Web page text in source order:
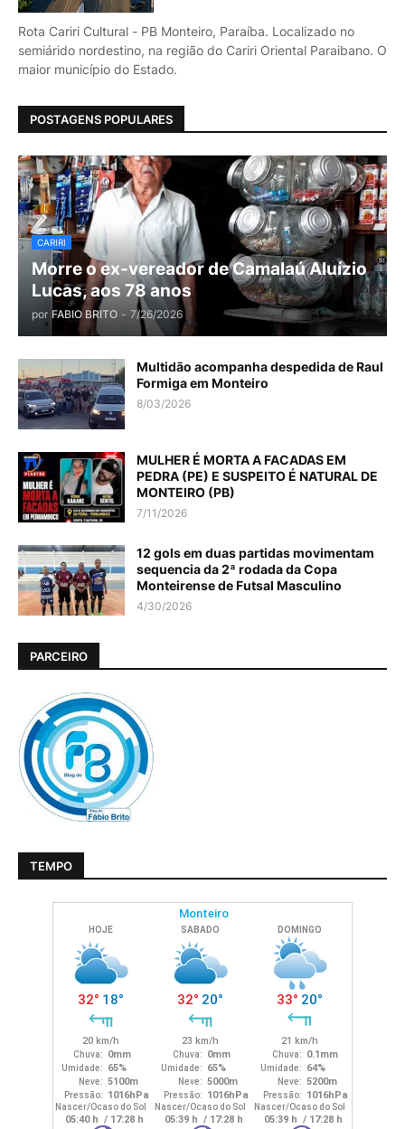
Rota Cariri Cultural - PB Monteiro, Paraíba. Localizado no
semiárido nordestino, na região do Cariri Oriental Paraibano. O
maior município do Estado.
POSTAGENS POPULARES
CARIRI
Morre o ex-vereador de Camalaú Aluízio
Lucas, aos 78 anos
por FABIO BRITO - 7/26/2026
Multidão acompanha despedida de Raul
Formiga em Monteiro
8/03/2026
MULHER É MORTA A FACADAS EM
PEDRA (PE) E SUSPEITO É NATURAL DE
MONTEIRO (PB)
7/11/2026
12 gols em duas partidas movimentam
sequencia da 2ª rodada da Copa
Monteirense de Futsal Masculino
4/30/2026
PARCEIRO
TEMPO